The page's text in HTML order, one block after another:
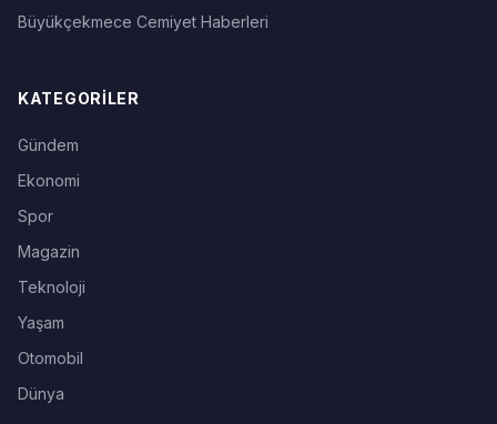
Büyükçekmece Cemiyet Haberleri
KATEGORILER
Gündem
Ekonomi
Spor
Magazin
Teknoloji
Yaşam
Otomobil
Dünya